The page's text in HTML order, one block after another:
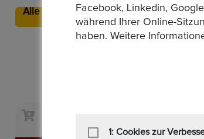
Alle Gebote
Auktion Startzeit1 Day
01:30:34
Facebook, Linkedin,
während Ihrer Online-
haben. Weitere
1: Cookies zur